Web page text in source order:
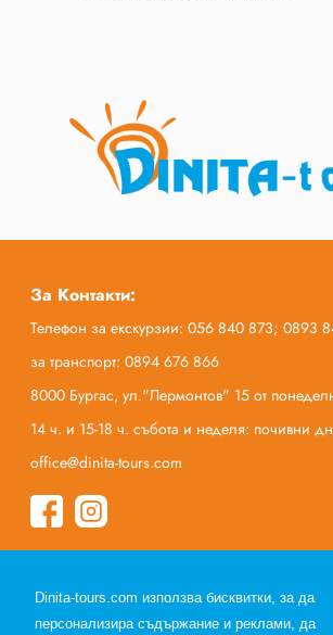
Dinita-tours.com използва бисквитки, за да
персонализира съдържание и реклами, да
За Контакти:
Телефон за екскурзии: 056 840 873; 0893
за транспорт: 0894 676 866
8000 Бургас, ул."Лермонтов" 15 от
14 ч. и 15-18 ч. събота и неделя: почивни
office@dinita-tours.com